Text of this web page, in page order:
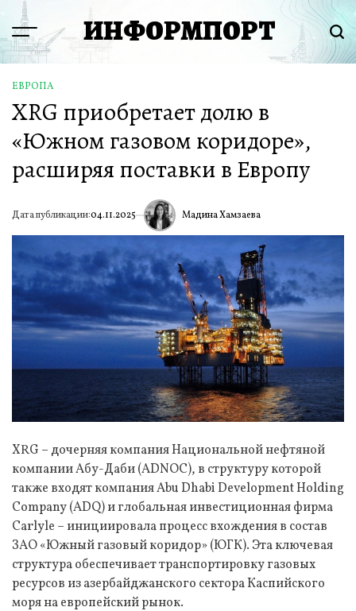
Перейти
содержимому
Menu ИНФОРМПОРТ
ОПУБЛИКОВАНО
В
ЕВРОПА
XRG приобретает долю в
«Южном газовом коридоре»,
расширяя поставки в Европу
Дата публикации:04.11.2025 ИА Мадина Хамзаева
XRG – дочерняя компания Национальной нефтяной
компании Абу-Даби (ADNOC), в структуру которой
также входят компания Abu Dhabi Development Holding
Company (ADQ) и глобальная инвестиционная фирма
Carlyle – инициировала процесс вхождения в состав
ЗАО «Южный газовый коридор» (ЮГК). Эта ключевая
структура обеспечивает транспортировку газовых
ресурсов из азербайджанского сектора Каспийского
моря на европейский рынок.